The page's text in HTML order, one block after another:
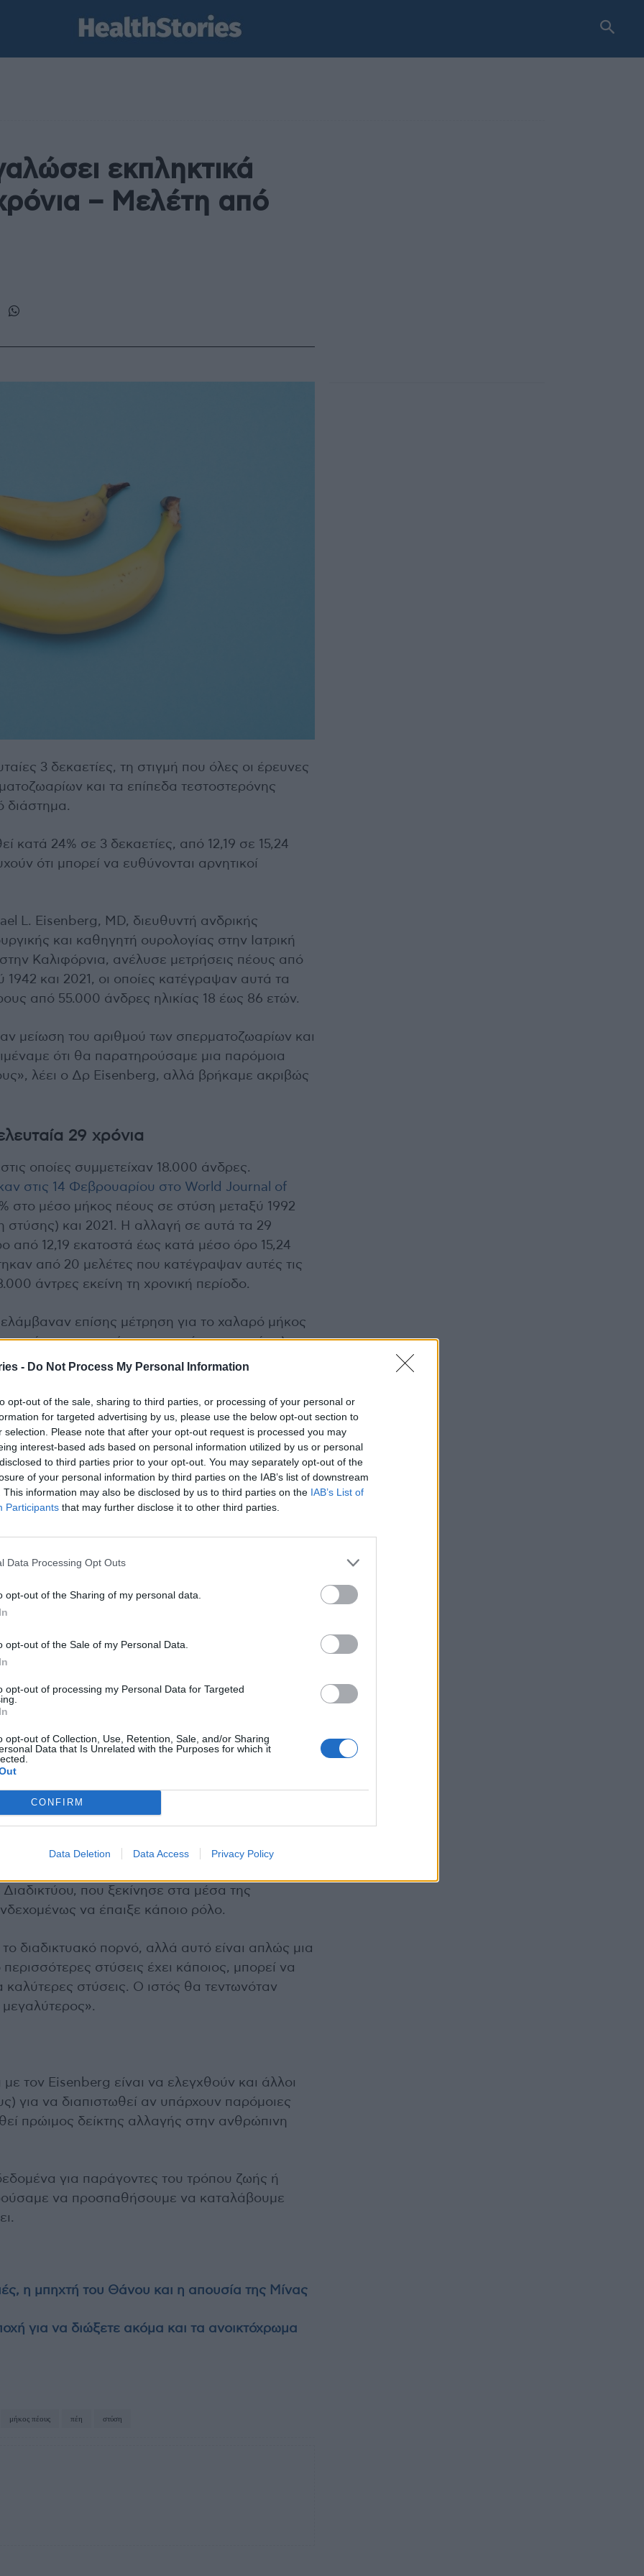
- Do Not Process My Personal Information
opt-out of the sale, sharing to third parties, or processing of your personal or
for targeted advertising by us, please use the below opt-out section to
selection. Please note that after your opt-out request is processed you may
interest-based ads based on personal information utilized by us or personal
to third parties prior to your opt-out. You may separately opt-out of the
of your personal information by third parties on the IAB’s list of downstream
This information may also be disclosed by us to third parties on the IAB’s List of
Participants that may further disclose it to other third parties.
Data Processing Opt Outs
opt-out of the Sharing of my personal data.
opt-out of the Sale of my Personal Data.
opt-out of processing my Personal Data for Targeted
opt-out of Collection, Use, Retention, Sale, and/or Sharing
Data that Is Unrelated with the Purposes for which it
CONFIRM
Data Deletion Data Access Privacy Policy
εκπληκτικά
– Mελέτη από
3 δεκαετίες, τη στιγμή που όλες οι έρευνες
και τα επίπεδα τεστοστερόνης
διάστημα.
κατά 24% σε 3 δεκαετίες, από 12,19 σε 15,24
ότι μπορεί να ευθύνονται αρνητικοί
L. Eisenberg, MD, διευθυντή ανδρικής
και καθηγητή ουρολογίας στην Ιατρική
Καλιφόρνια, ανέλυσε μετρήσεις πέους από
και 2021, οι οποίες κατέγραψαν αυτά τα
από 55.000 άνδρες ηλικίας 18 έως 86 ετών.
μείωση του αριθμού των σπερματοζωαρίων και
ότι θα παρατηρούσαμε μια παρόμοια
λέει ο Δρ Eisenberg, αλλά βρήκαμε ακριβώς
29 χρόνια
οποίες συμμετείχαν 18.000 άνδρες.
στις 14 Φεβρουαρίου στο World Journal of
στο μέσο μήκος πέους σε στύση μεταξύ 1992
και 2021. Η αλλαγή σε αυτά τα 29
από 12,19 εκατοστά έως κατά μέσο όρο 15,24
από 20 μελέτες που κατέγραψαν αυτές τις
άντρες εκείνη τη χρονική περίοδο.
επίσης μέτρηση για το χαλαρό μήκος
εκτίμησης του μήκους του πέους σε στύση).
μπορεί να παίξουν ρόλο στην
ένα από τα πιο σημαντικά κομμάτια της
τη γρήγορη αλλαγή, σημαίνει ότι κάτι
ο Eisenberg. «Θα πρέπει να προσπαθήσουμε
και εάν επιβεβαιωθούν, πρέπει να
αλλαγών».
ορισμένοι περιβαλλοντικοί
ουσίες που διαταράσσουν τις ορμόνες στο
παράδειγμα). Ορισμένες έρευνες έχουν δείξει
την πρώιμη εφηβεία, γεγονός που μπορεί να
οργάνων.
συσχέτιση μεταξύ της πρώιμης εφηβείας και
καθιστικής συμπεριφοράς.
να έχει παίξει ρόλο;
τμήματος ουρολογίας του Scott Department of
στο Baylor College of Medicine στο Τέξας, ο
στο
everydayhealth.com
οι περισσότεροι περιβαλλοντικοί
ζωής φαίνεται να αναστέλλουν
που ξεκίνησε στα μέσα της
να έπαιξε κάποιο ρόλο.
διαδικτυακό πορνό, αλλά αυτό είναι απλώς μια
στύσεις έχει κάποιος, μπορεί να
καλύτερες στύσεις. Ο ιστός θα τεντωνόταν
τον Eisenberg είναι να ελεγχθούν και άλλοι
για να διαπιστωθεί αν υπάρχουν παρόμοιες
πρώιμος δείκτης αλλαγής στην ανθρώπινη
για παράγοντες του τρόπου ζωής ή
να προσπαθήσουμε να καταλάβουμε
η μπηχτή του Θάνου και η απουσία της Μίνας
για να διώξετε ακόμα και τα ανοικτόχρωμα
μήκος πέους πέη στύση